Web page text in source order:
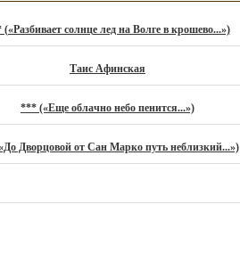
солнце лед на Волге в крошево...»)
Таис Афинская
*** («Еще облачно небо пенится...»)
Дворцовой от Сан Марко путь неблизкий...»)